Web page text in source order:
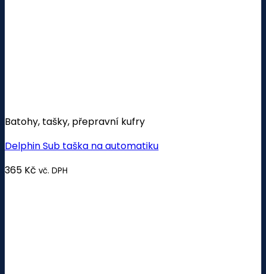
Batohy, tašky, přepravní kufry
Delphin Sub taška na automatiku
365 Kč vč. DPH